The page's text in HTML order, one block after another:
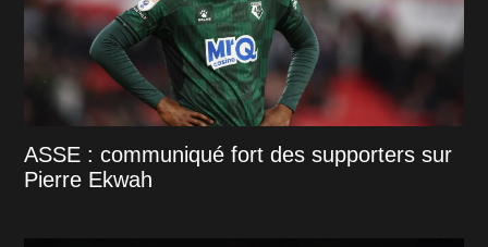
ASSE : communiqué fort des supporters sur
Pierre Ekwah